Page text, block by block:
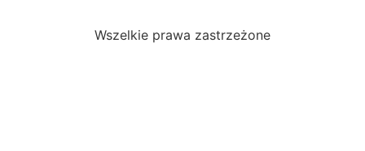
Wszelkie prawa zastrzeżone